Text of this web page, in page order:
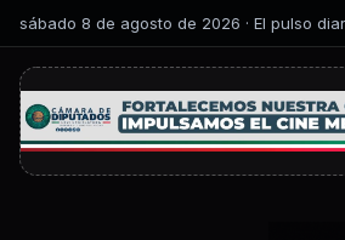
sábado 8 de agosto de 2026 · El pulso